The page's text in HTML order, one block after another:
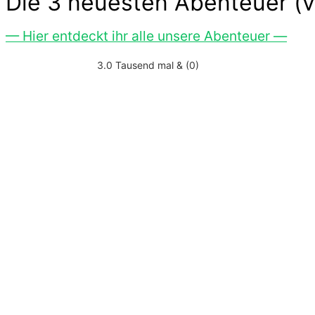
— Hier entdeckt ihr alle unsere Abenteuer —
3.0 Tausend mal & (0)